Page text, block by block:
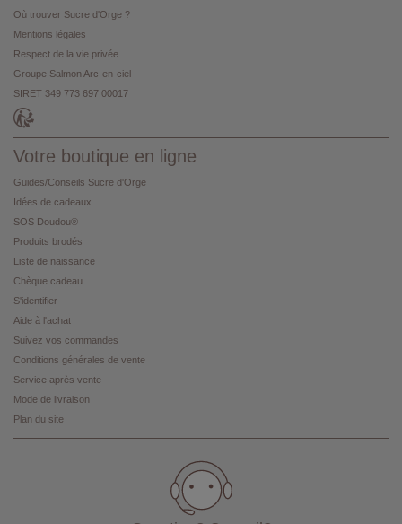
Où trouver Sucre d'Orge ?
Mentions légales
Respect de la vie privée
Groupe Salmon Arc-en-ciel
SIRET 349 773 697 00017
Votre boutique en ligne
Guides/Conseils Sucre d'Orge
Idées de cadeaux
SOS Doudou®
Produits brodés
Liste de naissance
Chèque cadeau
S'identifier
Aide à l'achat
Suivez vos commandes
Conditions générales de vente
Service après vente
Mode de livraison
Plan du site